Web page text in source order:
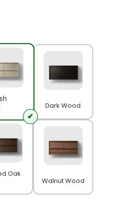
Dark Wood
Oak
Walnut Wood